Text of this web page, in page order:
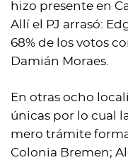
hizo presente en
Allí el PJ arrasó:
68% de los votos
Damián Moraes.
En otras ocho
únicas por lo cual
mero trámite
Colonia Bremen;